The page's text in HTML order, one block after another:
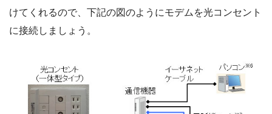
けてくれるので、下記の図のようにモデムを光コンセント
に接続しましょう。